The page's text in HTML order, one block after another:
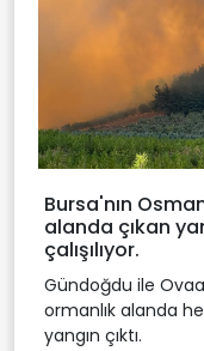
Bursa'nın
alanda çıkan
çalışılıyor.
Gündoğdu ile
ormanlık alanda
yangın çıktı.